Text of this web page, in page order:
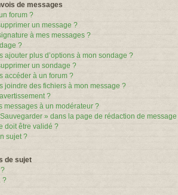
de messages
forum ?
un message ?
à mes messages ?
?
ajouter plus d’options à mon sondage ?
un sondage ?
accéder à un forum ?
joindre des fichiers à mon message ?
?
messages à un modérateur ?
» dans la page de rédaction de message
doit être validé ?
sujet ?
de sujet
?